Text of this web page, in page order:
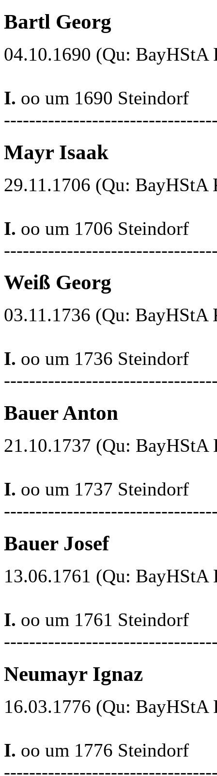
Bartl Georg
04.10.1690 (Qu:
I. oo um 1690 Steindorf
Mayr Isaak
29.11.1706 (Qu:
I. oo um 1706 Steindorf
Weiß Georg
03.11.1736 (Qu:
I. oo um 1736 Steindorf
Bauer Anton
21.10.1737 (Qu:
I. oo um 1737 Steindorf
Bauer Josef
13.06.1761 (Qu:
I. oo um 1761 Steindorf
Neumayr Ignaz
16.03.1776 (Qu:
I. oo um 1776 Steindorf